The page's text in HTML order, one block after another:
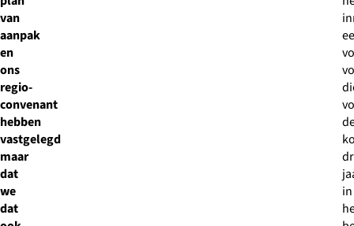
van
aanpak
en
ons
regio-
convenant
hebben
vastgelegd
maar
dat
we
dat
in